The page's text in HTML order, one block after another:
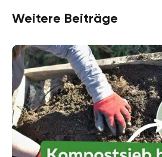
Weitere Beiträge